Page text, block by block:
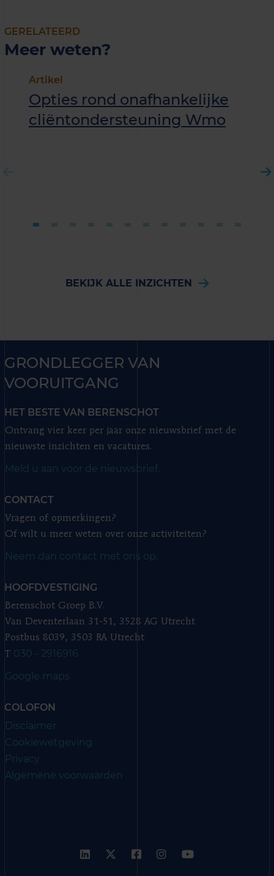
GERELATEERD
Meer weten?
Artikel
Opties rond onafhankelijke
cliëntondersteuning Wmo
BEKIJK ALLE INZICHTEN
GRONDLEGGER VAN
VOORUITGANG
HET BESTE VAN BERENSCHOT
Ontvang vier keer per jaar onze nieuwsbrief met de
nieuwste inzichten en vacatures.
Meld u aan voor de nieuwsbrief.
CONTACT
Vragen of opmerkingen?
Of wilt u meer weten over onze activiteiten?
Neem dan contact met ons op.
HOOFDVESTIGING
Berenschot Groep B.V.
Van Deventerlaan 31-51, 3528 AG Utrecht
Postbus 8039, 3503 RA Utrecht
T 030 - 2916916
Google maps
COLOFON
Disclaimer
Cookiewetgeving
Privacy
Algemene voorwaarden